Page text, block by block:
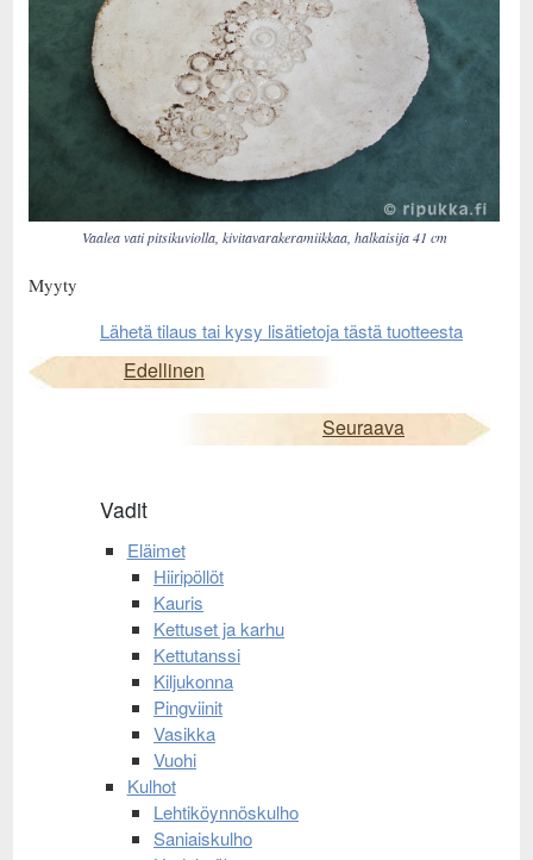
Vaalea vati pitsikuviolla, kivitavarakeramiikkaa, halkaisija 41 cm
Myyty
Lähetä tilaus tai kysy lisätietoja tästä tuotteesta
Edellinen
Seuraava
Vadit
Eläimet
Hiiripöllöt
Kauris
Kettuset ja karhu
Kettutanssi
Kiljukonna
Pingviinit
Vasikka
Vuohi
Kulhot
Lehtiköynnöskulho
Saniaiskulho